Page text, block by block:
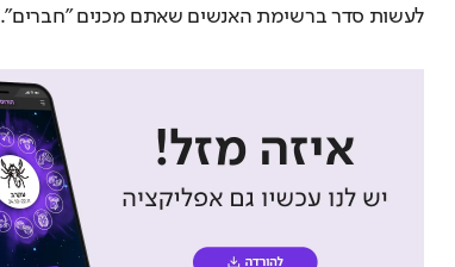
לעשות סדר ברשימת האנשים שאתם מכנים "חברים".